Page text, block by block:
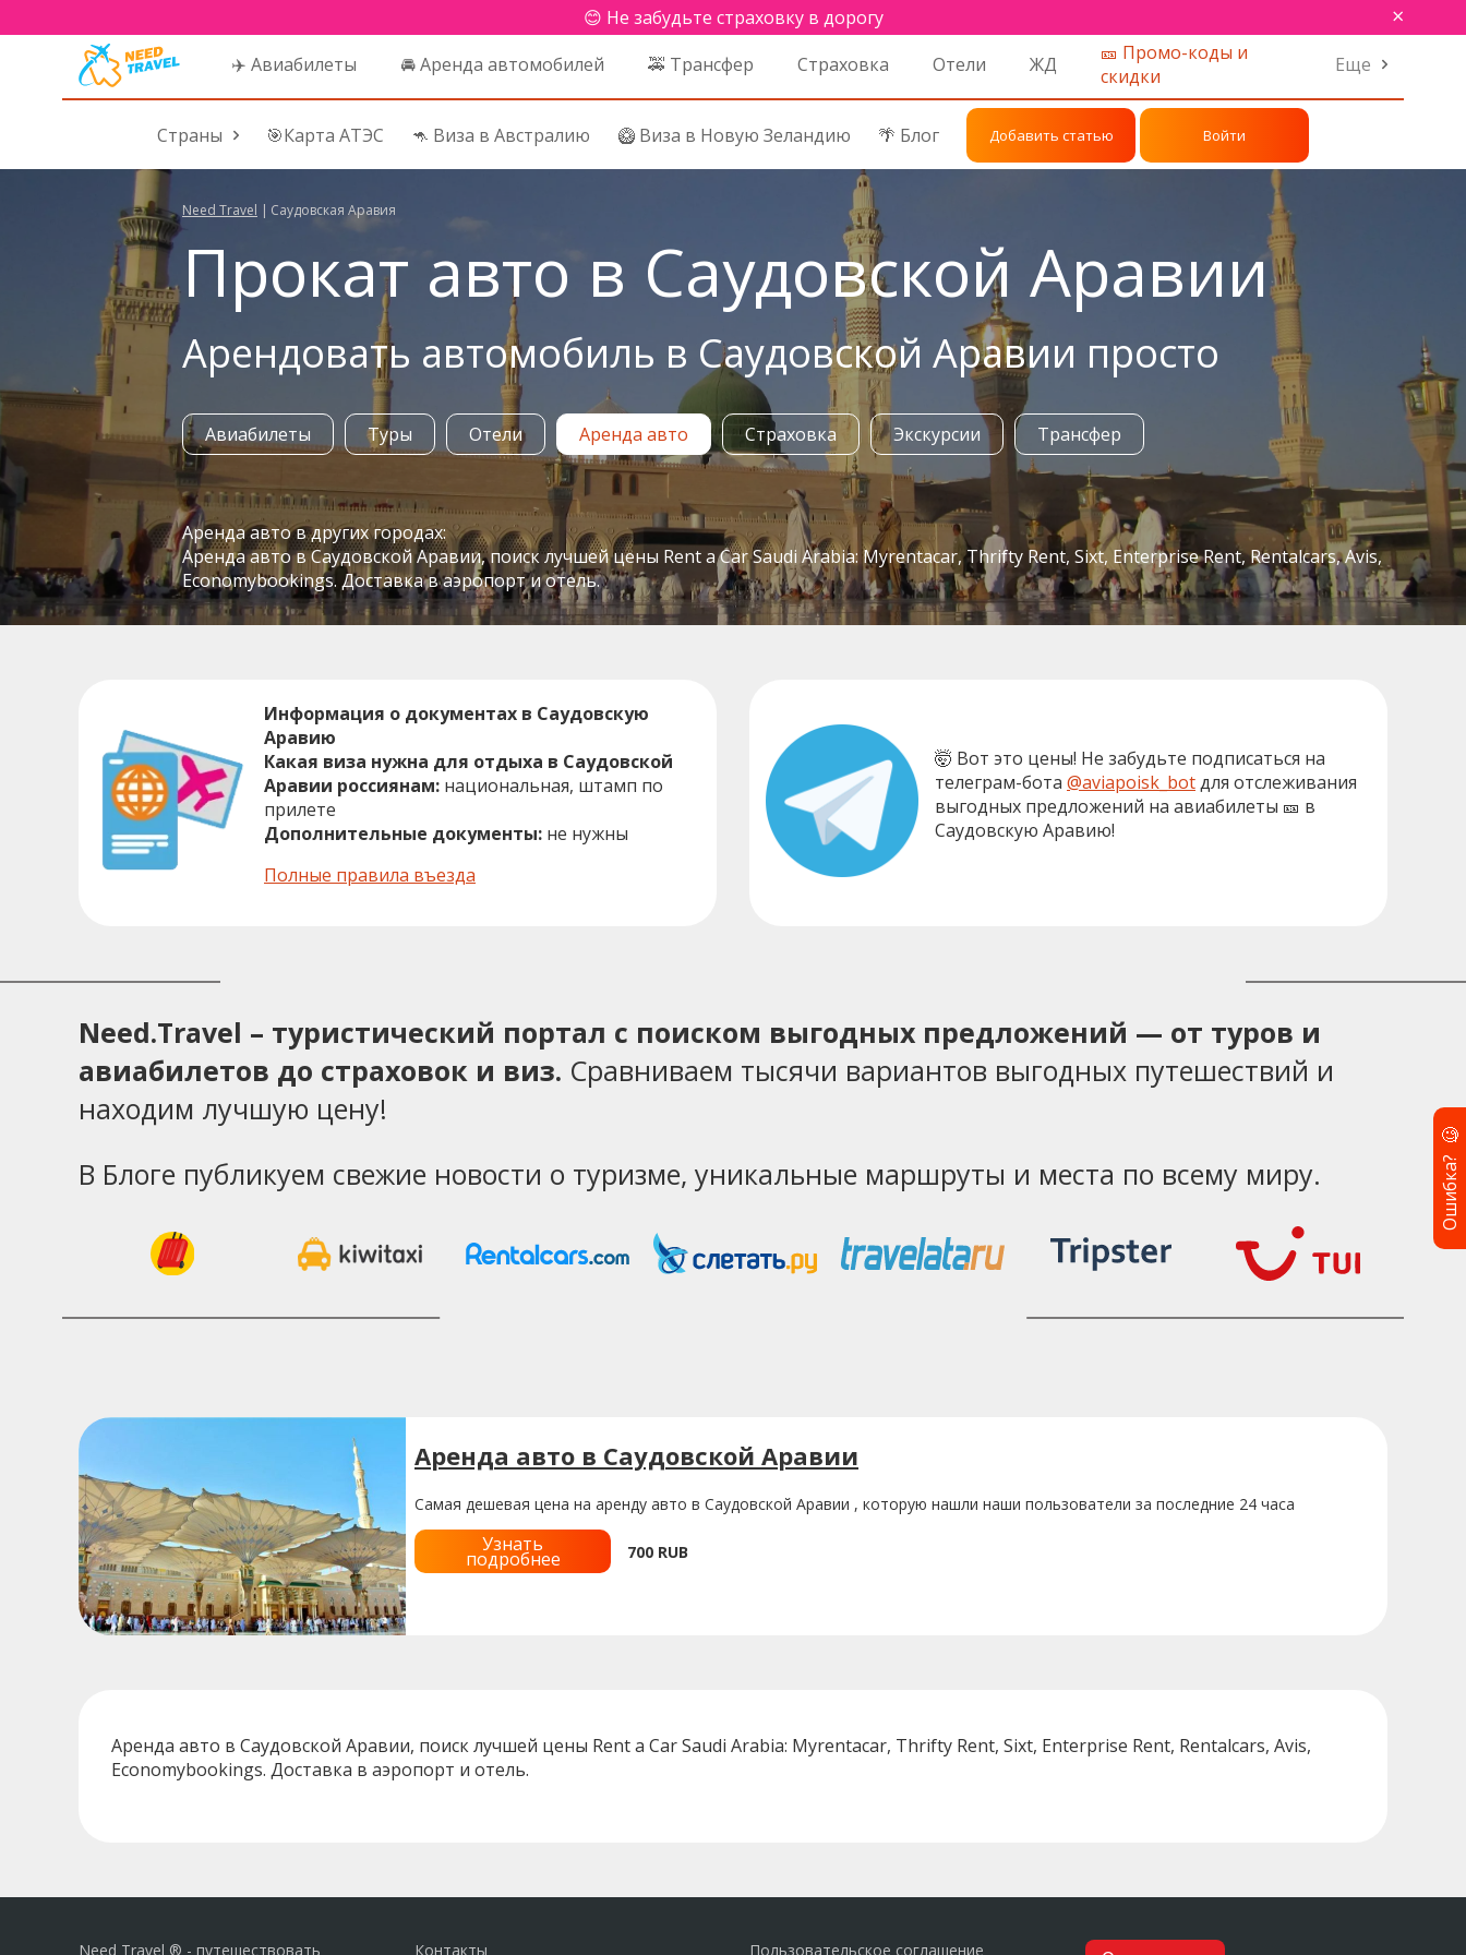
😊 Не забудьте страховку в дорогу ×
✈️ Авиабилеты 🚘 Аренда автомобилей 🚕 Трансфер Страховка Отели ЖД
🎫 Промо-коды и
скидки
Еще
Страны 🎯Карта АТЭС 🦘 Виза в Австралию 🥝 Виза в Новую Зеландию 🌴 Блог Добавить статью Войти
Need Travel | Саудовская Аравия
Прокат авто в Саудовской Аравии
Арендовать автомобиль в Саудовской Аравии просто
Авиабилеты Туры Отели Аренда авто Страховка Экскурсии Трансфер
Аренда авто в других городах:
Аренда авто в Саудовской Аравии, поиск лучшей цены Rent a Car Saudi Arabia: Myrentacar, Thrifty Rent, Sixt, Enterprise Rent, Rentalcars, Avis,
Economybookings. Доставка в аэропорт и отель.
Информация о документах в Саудовскую
Аравию
Какая виза нужна для отдыха в Саудовской
Аравии россиянам: национальная, штамп по
прилете
Дополнительные документы: не нужны
Полные правила въезда
🤯 Вот это цены! Не забудьте подписаться на
телеграм-бота @aviapoisk_botдля отслеживания
выгодных предложений на авиабилеты 🎫 в
Саудовскую Аравию!
Need.Travel – туристический портал с поиском выгодных предложений — от туров и
авиабилетов до страховок и виз. Сравниваем тысячи вариантов выгодных путешествий и
находим лучшую цену!
В Блоге публикуем свежие новости о туризме, уникальные маршруты и места по всему миру.
Аренда авто в Саудовской Аравии
Самая дешевая цена на аренду авто в Саудовской Аравии , которую нашли наши пользователи за последние 24 часа
Узнать
подробнее 700 RUB
Аренда авто в Саудовской Аравии, поиск лучшей цены Rent a Car Saudi Arabia: Myrentacar, Thrifty Rent, Sixt, Enterprise Rent, Rentalcars, Avis,
Economybookings. Доставка в аэропорт и отель.
Need Travel ® - путешествовать Контакты Пользовательское соглашение
Ошибка?
🧐